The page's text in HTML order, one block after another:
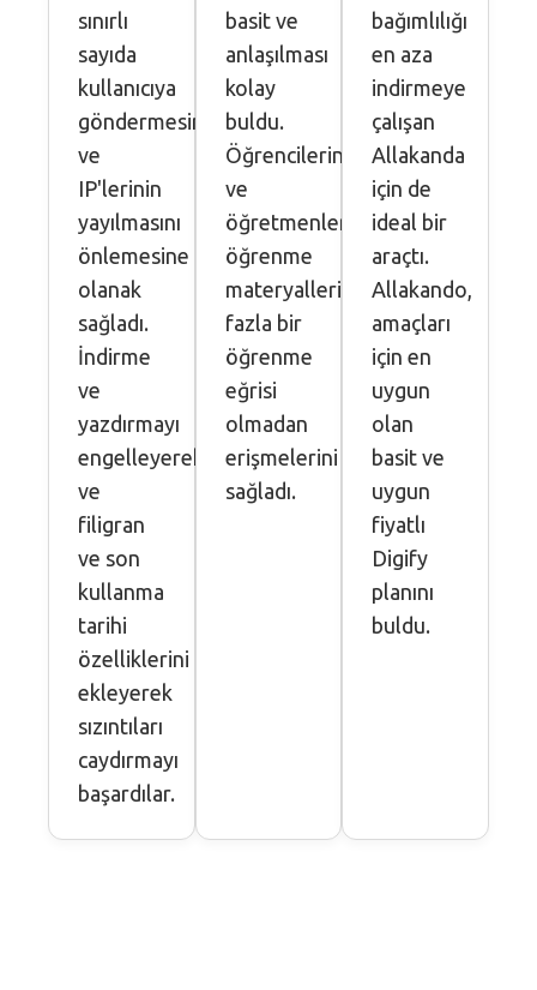
sınırlı
sayıda
kullanıcıya
göndermesine
ve
IP'lerinin
yayılmasını
önlemesine
olanak
sağladı.
İndirme
ve
yazdırmayı
engelleyerek
ve
filigran
ve son
kullanma
tarihi
özelliklerini
ekleyerek
sızıntıları
caydırmayı
başardılar.
basit ve
anlaşılması
kolay
buldu.
Öğrencilerin
ve
öğretmenlerin
öğrenme
materyallerine
fazla bir
öğrenme
eğrisi
olmadan
erişmelerini
sağladı.
bağımlılığı
en aza
indirmeye
çalışan
Allakanda
için de
ideal bir
araçtı.
Allakando,
amaçları
için en
uygun
olan
basit ve
uygun
fiyatlı
Digify
planını
buldu.